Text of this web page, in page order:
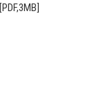
[PDF,3MB]